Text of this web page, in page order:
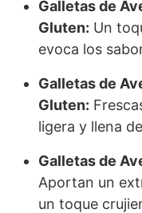
Galletas de
Gluten: Un
evoca los
Galletas de
Gluten:
ligera y llena
Galletas de
Aportan un
un toque